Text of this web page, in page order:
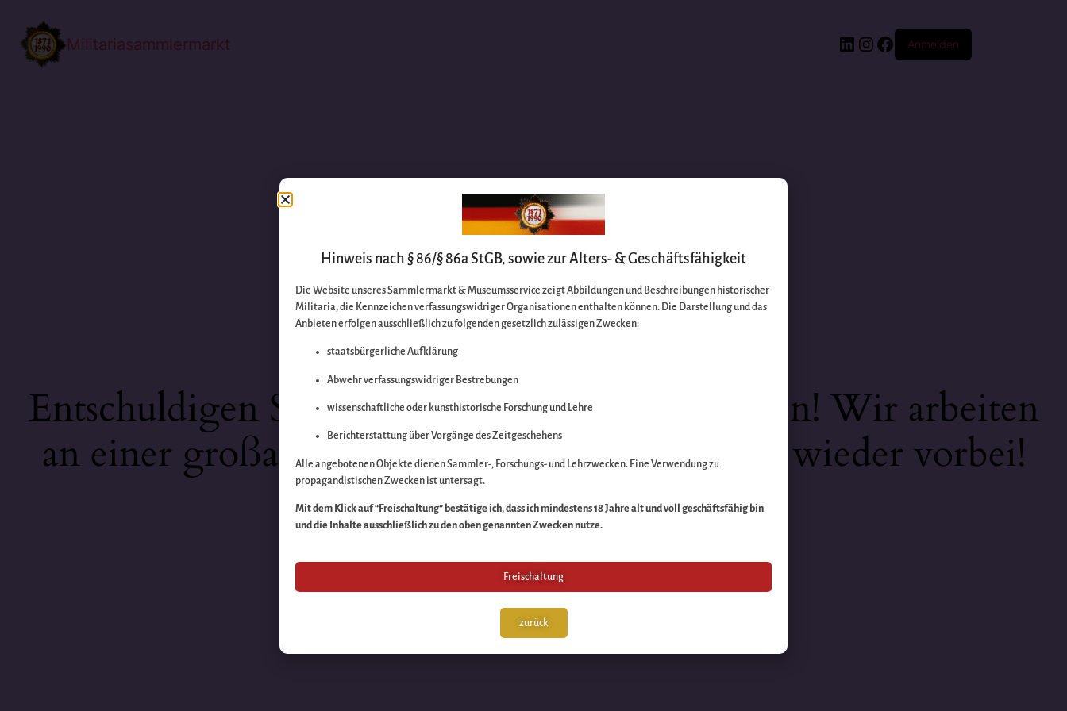
Militariasammlermarkt Anmelden
Entschuldigen Sie bitte die Unannehmlichkeiten! Wir arbeiten
an einer großartigen Sache – schauen Sie bald wieder vorbei!
Hinweis nach § 86/§ 86a StGB, sowie zur Alters- & Geschäftsfähigkeit
Die Website unseres Sammlermarkt & Museumsservice zeigt Abbildungen und Beschreibungen historischer
Militaria, die Kennzeichen verfassungswidriger Organisationen enthalten können. Die Darstellung und das
Anbieten erfolgen ausschließlich zu folgenden gesetzlich zulässigen Zwecken:
staatsbürgerliche Aufklärung
Abwehr verfassungswidriger Bestrebungen
wissenschaftliche oder kunsthistorische Forschung und Lehre
Berichterstattung über Vorgänge des Zeitgeschehens
Alle angebotenen Objekte dienen Sammler-, Forschungs- und Lehrzwecken. Eine Verwendung zu
propagandistischen Zwecken ist untersagt.
Mit dem Klick auf “Freischaltung” bestätige ich, dass ich mindestens 18 Jahre alt und voll geschäftsfähig bin
und die Inhalte ausschließlich zu den oben genannten Zwecken nutze.
Freischaltung
zurück